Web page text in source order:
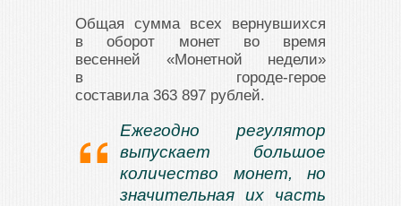
Общая сумма всех вернувшихся
в оборот монет во время
весенней «Монетной недели»
в городе-герое
составила 363 897 рублей.
Ежегодно регулятор
выпускает большое
количество монет, но
значительная их часть